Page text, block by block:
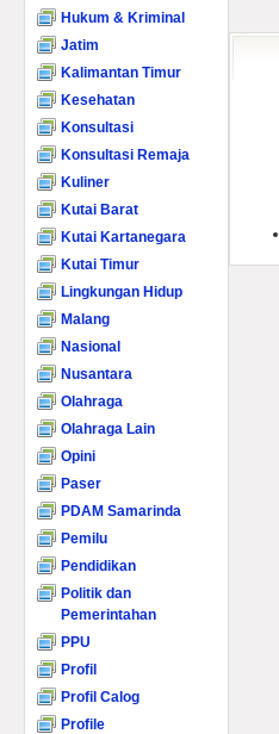
Hukum & Kriminal
Jatim
Kalimantan Timur
Kesehatan
Konsultasi
Konsultasi Remaja
Kuliner
Kutai Barat
Kutai Kartanegara
Kutai Timur
Lingkungan Hidup
Malang
Nasional
Nusantara
Olahraga
Olahraga Lain
Opini
Paser
PDAM Samarinda
Pemilu
Pendidikan
Politik dan
Pemerintahan
PPU
Profil
Profil Calog
Profile